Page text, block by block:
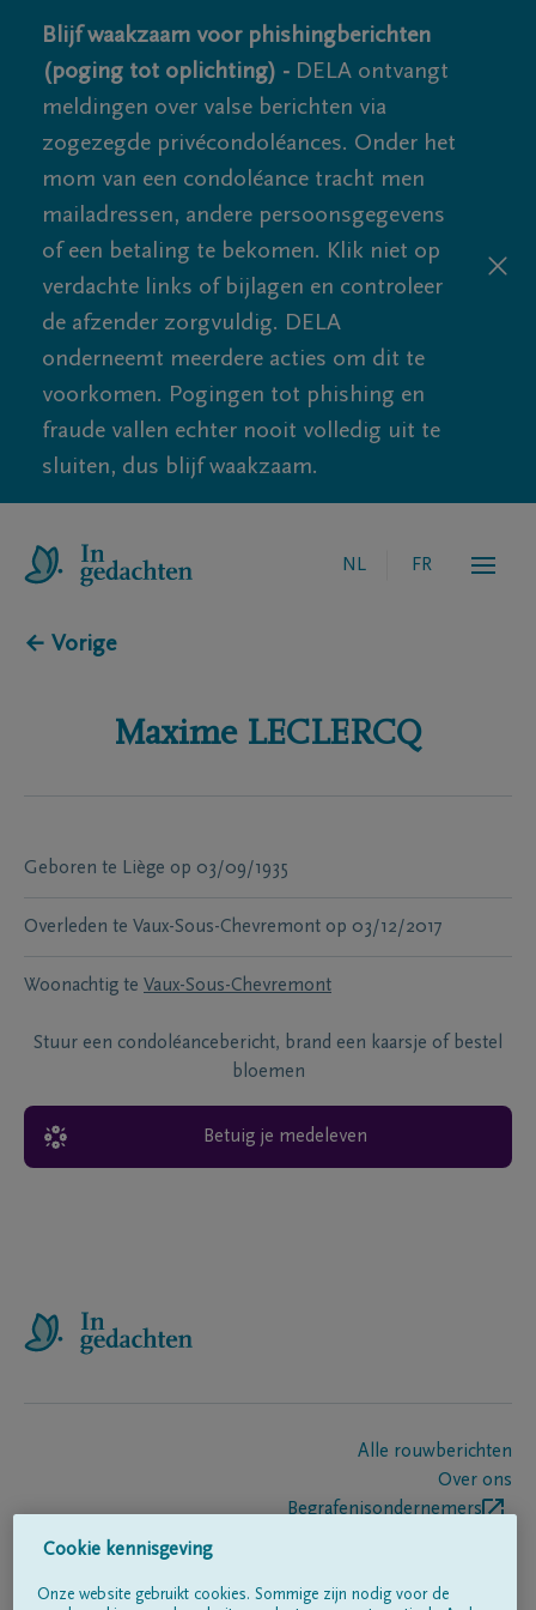
Blijf waakzaam voor phishingberichten
(poging tot oplichting) - DELA ontvangt
meldingen over valse berichten via
zogezegde privécondoléances. Onder het
mom van een condoléance tracht men
mailadressen, andere persoonsgegevens
of een betaling te bekomen. Klik niet op
verdachte links of bijlagen en controleer
de afzender zorgvuldig. DELA
onderneemt meerdere acties om dit te
voorkomen. Pogingen tot phishing en
fraude vallen echter nooit volledig uit te
sluiten, dus blijf waakzaam.
NL FR
← Vorige
Maxime LECLERCQ
Geboren te Liège op 03/09/1935
Overleden te Vaux-Sous-Chevremont op 03/12/2017
Woonachtig te Vaux-Sous-Chevremont
Stuur een condoléancebericht, brand een kaarsje of bestel
bloemen
Betuig je medeleven
Alle rouwberichten
Over ons
Begrafenisondernemers
Cookie kennisgeving
Onze website gebruikt cookies. Sommige zijn nodig voor de